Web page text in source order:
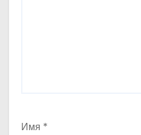
Имя *